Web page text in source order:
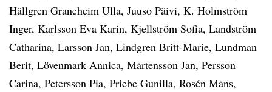
Hällgren Graneheim Ulla, Juuso Päivi, K. Holmström
Inger, Karlsson Eva Karin, Kjellström Sofia, Landström
Catharina, Larsson Jan, Lindgren Britt-Marie, Lundman
Berit, Lövenmark Annica, Mårtensson Jan, Persson
Carina, Petersson Pia, Priebe Gunilla, Rosén Måns,